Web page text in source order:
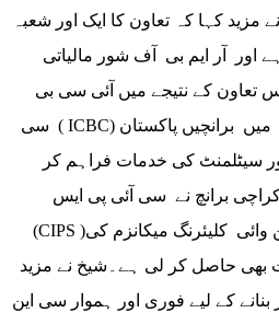
مزید کہا کہ تعاون کا ایک اور شعبہ
اور آر ایم بی آف شور مالیاتی
تعاون کے نتیجے میں آئی سی بی
سی ( ICBC) اور بینک آف چائنا کی کراچی میں برانچیں پاکستان
سیٹلمنٹ کی خدمات فراہم کر
برانچ نے سی آئی پی ایس
(CIPS )کے پہلے کراس بارڈر سی این وائی کلیئرنگ میکانزم کی
حاصل کر لی ہے۔شیخ نے مزید
کے لیے فوری اور ہموار سی این